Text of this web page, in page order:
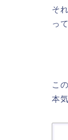
そ
っ
こ
本